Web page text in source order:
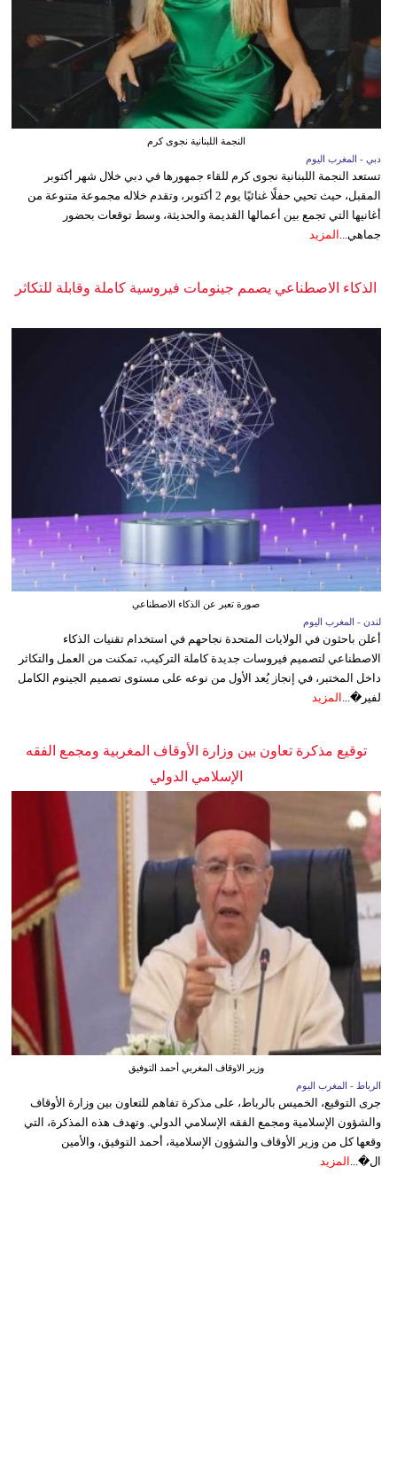
النجمة اللبنانية نجوى كرم
دبي - المغرب اليوم
تستعد النجمة اللبنانية نجوى كرم للقاء جمهورها في دبي خلال شهر أكتوبر
المقبل، حيث تحيي حفلًا غنائيًا يوم 2 أكتوبر، وتقدم خلاله مجموعة متنوعة من
أغانيها التي تجمع بين أعمالها القديمة والحديثة، وسط توقعات بحضور
جماهي... المزيد
الذكاء الاصطناعي يصمم جينومات فيروسية كاملة وقابلة للتكاثر
صورة تعبر عن الذكاء الاصطناعي
لندن - المغرب اليوم
أعلن باحثون في الولايات المتحدة نجاحهم في استخدام تقنيات الذكاء
الاصطناعي لتصميم فيروسات جديدة كاملة التركيب، تمكنت من العمل والتكاثر
داخل المختبر، في إنجاز يُعد الأول من نوعه على مستوى تصميم الجينوم الكامل
لفير�... المزيد
توقيع مذكرة تعاون بين وزارة الأوقاف المغربية ومجمع الفقه
الإسلامي الدولي
وزير الاوقاف المغربي أحمد التوفيق
الرباط - المغرب اليوم
جرى التوقيع، الخميس بالرباط، على مذكرة تفاهم للتعاون بين وزارة الأوقاف
والشؤون الإسلامية ومجمع الفقه الإسلامي الدولي. وتهدف هذه المذكرة، التي
وقعها كل من وزير الأوقاف والشؤون الإسلامية، أحمد التوفيق، والأمين
ال�... المزيد